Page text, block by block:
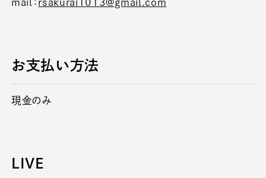
mail： rsakurai1013@gmail.com
お支払い方法
現金のみ
LIVE